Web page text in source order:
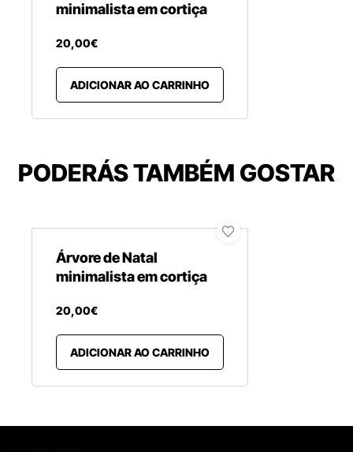
minimalista em cortiça
20,00€
ADICIONAR AO CARRINHO
PODERÁS TAMBÉM GOSTAR
Árvore de Natal
minimalista em cortiça
20,00€
ADICIONAR AO CARRINHO